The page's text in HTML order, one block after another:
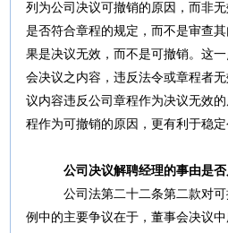
列为公司决议可撤销的原因，而非
是否符合章程的规定，而不是审查
果是决议无效，而不是可撤销。这
会决议之内容，违反法令或章程者
议内容违反公司章程作为决议无效
程作为可撤销的原因，更有利于稳
公司决议解聘经理的事由是否
公司法第二十二条第二款对可撤
例中的主要争议在于，董事会决议